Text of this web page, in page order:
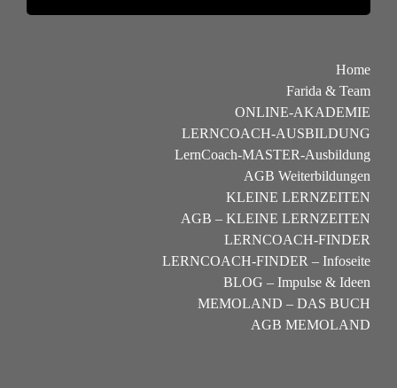
Home
Farida & Team
ONLINE-AKADEMIE
LERNCOACH-AUSBILDUNG
LernCoach-MASTER-Ausbildung
AGB Weiterbildungen
KLEINE LERNZEITEN
AGB – KLEINE LERNZEITEN
LERNCOACH-FINDER
LERNCOACH-FINDER – Infoseite
BLOG – Impulse & Ideen
MEMOLAND – DAS BUCH
AGB MEMOLAND